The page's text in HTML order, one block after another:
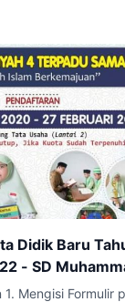
Didik Baru
- SD
Mengisi Formulir